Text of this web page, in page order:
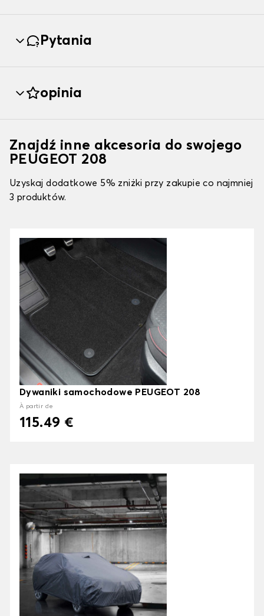
Pytania
opinia
Znajdź inne akcesoria do swojego
PEUGEOT 208
Uzyskaj dodatkowe 5% zniżki przy zakupie co najmniej
3 produktów.
Dywaniki samochodowe PEUGEOT 208
À partir de
115.49 €